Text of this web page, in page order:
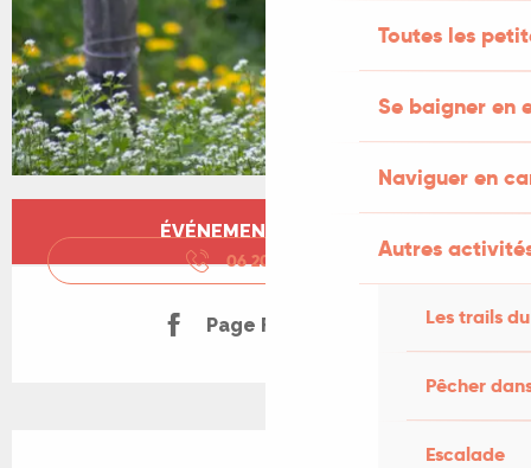
Toutes les
Se baigner en
Naviguer en
Autres
Les trails
Pêcher
Escalade
Ouverture et coordonnées
ÉVÉNEMENT TERMINÉ
06 20 59 72
Page Facebook